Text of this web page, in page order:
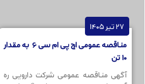
27 تیر 1405
مناقصه عمومی اچ پی ام سی 6 به مقدار
10 تن
آگهی مناقصه عمومی شرکت دارویی ره